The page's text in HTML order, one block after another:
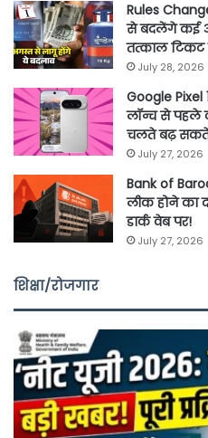
Rules
से बदलेंगे कई
तत्काल टिकट
July 28, 2026
Google Pixel
लॉन्च से पहले
चलते बढ़ सकते
July 27, 2026
Bank of
लीक होने का
डार्क वेब पर!
July 27, 2026
शिक्षा/रोजगार